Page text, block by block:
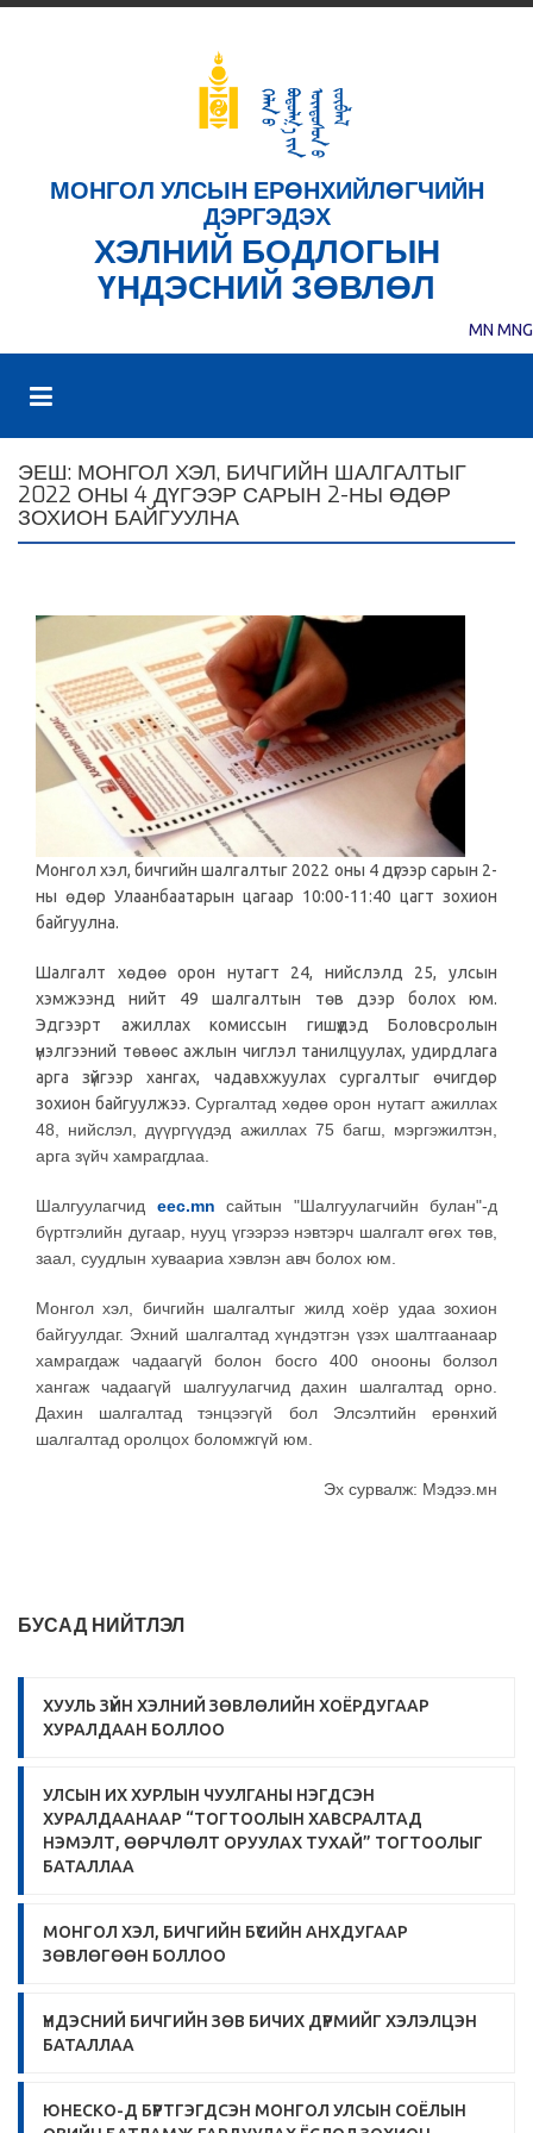
МОНГОЛ УЛСЫН ЕРӨНХИЙЛӨГЧИЙН
ДЭРГЭДЭХ
ХЭЛНИЙ БОДЛОГЫН
ҮНДЭСНИЙ ЗӨВЛӨЛ
MN MNG
ЭЕШ: МОНГОЛ ХЭЛ, БИЧГИЙН ШАЛГАЛТЫГ
2022 ОНЫ 4 ДҮГЭЭР САРЫН 2-НЫ ӨДӨР
ЗОХИОН БАЙГУУЛНА
Монгол хэл, бичгийн шалгалтыг 2022 оны 4 дүгээр сарын 2-
ны өдөр Улаанбаатарын цагаар 10:00-11:40 цагт зохион
байгуулна.
Шалгалт хөдөө орон нутагт 24, нийслэлд 25, улсын
хэмжээнд нийт 49 шалгалтын төв дээр болох юм.
Эдгээрт ажиллах комиссын гишүүдэд Боловсролын
үнэлгээний төвөөс ажлын чиглэл танилцуулах, удирдлага
арга зүйгээр хангах, чадавхжуулах сургалтыг өчигдөр
зохион байгуулжээ. Сургалтад хөдөө орон нутагт ажиллах
48, нийслэл, дүүргүүдэд ажиллах 75 багш, мэргэжилтэн,
арга зүйч хамрагдлаа.
Шалгуулагчид eec.mn сайтын "Шалгуулагчийн булан"-д
бүртгэлийн дугаар, нууц үгээрээ нэвтэрч шалгалт өгөх төв,
заал, суудлын хуваариа хэвлэн авч болох юм.
Монгол хэл, бичгийн шалгалтыг жилд хоёр удаа зохион
байгуулдаг. Эхний шалгалтад хүндэтгэн үзэх шалтгаанаар
хамрагдаж чадаагүй болон босго 400 онооны болзол
хангаж чадаагүй шалгуулагчид дахин шалгалтад орно.
Дахин шалгалтад тэнцээгүй бол Элсэлтийн ерөнхий
шалгалтад оролцох боломжгүй юм.
Эх сурвалж: Мэдээ.мн
БУСАД НИЙТЛЭЛ
ХУУЛЬ ЗҮЙН ХЭЛНИЙ ЗӨВЛӨЛИЙН ХОЁРДУГААР
ХУРАЛДААН БОЛЛОО
УЛСЫН ИХ ХУРЛЫН ЧУУЛГАНЫ НЭГДСЭН
ХУРАЛДААНААР “ТОГТООЛЫН ХАВСРАЛТАД
НЭМЭЛТ, ӨӨРЧЛӨЛТ ОРУУЛАХ ТУХАЙ” ТОГТООЛЫГ
БАТАЛЛАА
МОНГОЛ ХЭЛ, БИЧГИЙН БҮСИЙН АНХДУГААР
ЗӨВЛӨГӨӨН БОЛЛОО
ҮНДЭСНИЙ БИЧГИЙН ЗӨВ БИЧИХ ДҮРМИЙГ ХЭЛЭЛЦЭН
БАТАЛЛАА
ЮНЕСКО-Д БҮРТГЭГДСЭН МОНГОЛ УЛСЫН СОЁЛЫН